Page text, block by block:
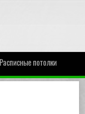
потолки